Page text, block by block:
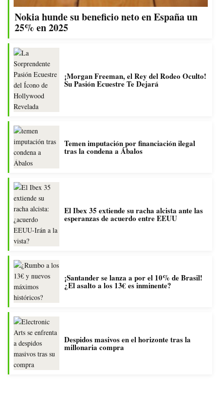
Nokia hunde su beneficio neto en España un
25% en 2025
¡Morgan Freeman, el Rey del Rodeo Oculto!
Su Pasión Ecuestre Te Dejará
Temen imputación por financiación ilegal
tras la condena a Ábalos
El Ibex 35 extiende su racha alcista ante las
esperanzas de acuerdo entre EEUU
¡Santander se lanza a por el 10% de Brasil!
¿El asalto a los 13€ es inminente?
Despidos masivos en el horizonte tras la
millonaria compra